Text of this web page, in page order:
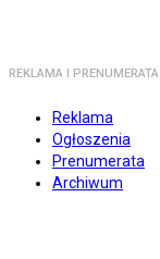
REKLAMA I PRENUMERATA
Reklama
Ogłoszenia
Prenumerata
Archiwum